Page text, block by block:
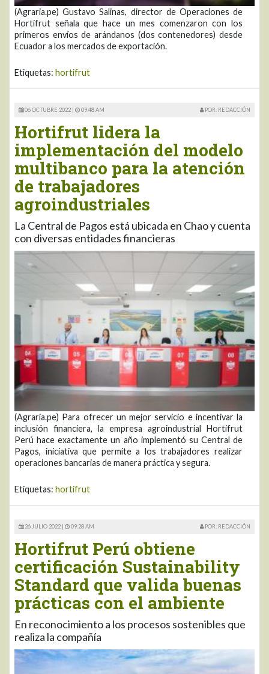
(Agraria.pe) Gustavo Salinas, director de Operaciones de
Hortifrut señala que hace un mes comenzaron con los
primeros envíos de arándanos (dos contenedores) desde
Ecuador a los mercados de exportación.
Etiquetas: hortifrut
06 OCTUBRE 2022 | 09:48 AM POR: REDACCIÓN
Hortifrut lidera la
implementación del modelo
multibanco para la atención
de trabajadores
agroindustriales
La Central de Pagos está ubicada en Chao y cuenta
con diversas entidades financieras
(Agraria.pe) Para ofrecer un mejor servicio e incentivar la
inclusión financiera, la empresa agroindustrial Hortifrut
Perú hace exactamente un año implementó su Central de
Pagos, iniciativa que permite a los trabajadores realizar
operaciones bancarias de manera práctica y segura.
Etiquetas: hortifrut
26 JULIO 2022 | 09:28 AM POR: REDACCIÓN
Hortifrut Perú obtiene
certificación Sustainability
Standard que valida buenas
prácticas con el ambiente
En reconocimiento a los procesos sostenibles que
realiza la compañía